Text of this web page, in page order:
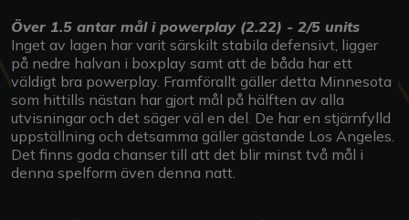
Över 1.5 antar mål i powerplay (2.22) - 2/5 units
Inget av lagen har varit särskilt stabila defensivt, ligger
på nedre halvan i boxplay samt att de båda har ett
väldigt bra powerplay. Framförallt gäller detta Minnesota
som hittills nästan har gjort mål på hälften av alla
utvisningar och det säger väl en del. De har en stjärnfylld
uppställning och detsamma gäller gästande Los Angeles.
Det finns goda chanser till att det blir minst två mål i
denna spelform även denna natt.